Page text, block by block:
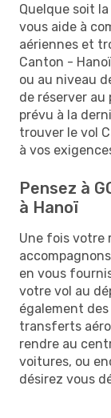
Quelque soit
vous aide à
aériennes et
Canton -
ou au niveau
de réserver au
prévu à la
trouver le vol
à vos
Pensez à
à Hanoï
Une fois votre
en vous
votre vol au
également
transferts
rendre au
voitures, ou
désirez vous